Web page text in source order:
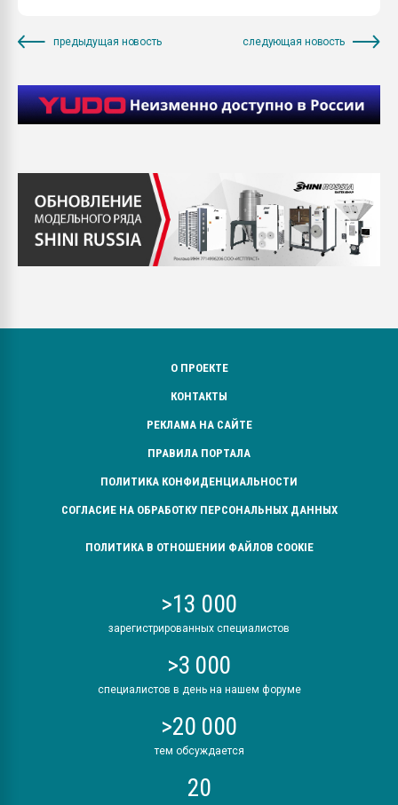
предыдущая новость следующая новость
О ПРОЕКТЕ
КОНТАКТЫ
РЕКЛАМА НА САЙТЕ
ПРАВИЛА ПОРТАЛА
ПОЛИТИКА КОНФИДЕНЦИАЛЬНОСТИ
СОГЛАСИЕ НА ОБРАБОТКУ ПЕРСОНАЛЬНЫХ ДАННЫХ
ПОЛИТИКА В ОТНОШЕНИИ ФАЙЛОВ COOKIE
>13 000
зарегистрированных специалистов
>3 000
специалистов в день на нашем форуме
>20 000
тем обсуждается
20